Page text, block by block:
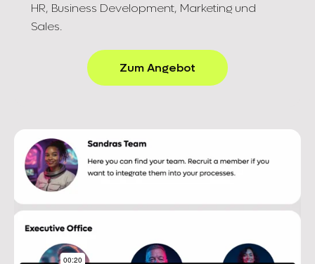
HR, Business Development, Marketing und
Sales.
Zum Angebot